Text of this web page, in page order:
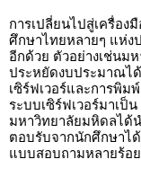
การเปลี่ยนไปสู่เครื่อง
ศึกษาไทยหลายๆ แห่ง
อีกด้วย ตัวอย่างเช่นม
ประหยัดงบประมาณไ
เซิร์ฟเวอร์และการพิม
ระบบเซิร์ฟเวอร์มาเป็
มหาวิทยาลัยมหิดลได้
ตอบรับจากนักศึกษาไ
แบบสอบถามหลายร้อ